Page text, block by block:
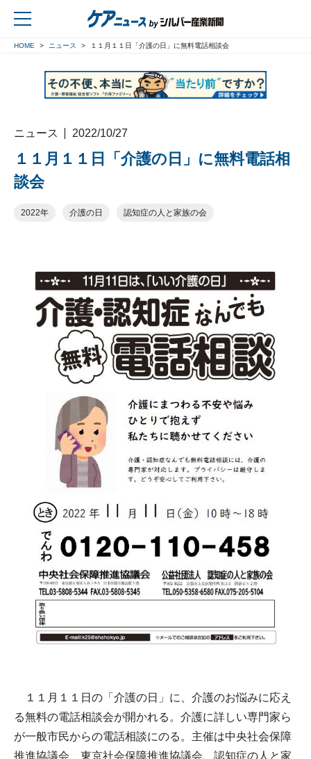
HOME ニュース １１月１１日「介護の日」に無料電話相談会
ニュース 2022/10/27
１１月１１日「介護の日」に無料電話相
談会
2022年 介護の日 認知症の人と家族の会
１１月１１日の「介護の日」に、介護のお悩みに応え
る無料の電話相談会が開かれる。介護に詳しい専門家ら
が一般市民からの電話相談にのる。主催は中央社会保障
推進協議会、東京社会保障推進協議会、認知症の人と家